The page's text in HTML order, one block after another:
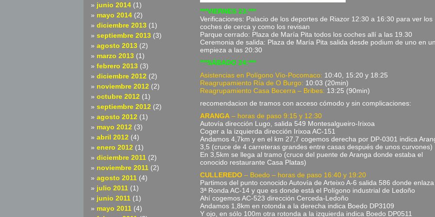
junio 2014 (1)
mayo 2014 (2)
diciembre 2013 (1)
septiembre 2013 (3)
agosto 2013 (2)
marzo 2013 (1)
febrero 2013 (3)
diciembre 2012 (2)
noviembre 2012 (2)
octubre 2012 (1)
septiembre 2012 (2)
agosto 2012 (1)
mayo 2012 (3)
abril 2012 (4)
enero 2012 (1)
diciembre 2011 (2)
noviembre 2011 (2)
agosto 2011 (4)
julio 2011 (1)
junio 2011 (1)
mayo 2011 (4)
***VIERNES 23:***
Verificaciones: Palacio de los deportes de Riazor 12:30 a 16:30 para ver los
coches de cerca y como los revisan
Parque cerrado: Plaza de María Pita todos los coches allí a las 19.30
Ceremonia de salida: Plaza de María Pita salida desde podium de uno en
empieza a las 20:30
***SÁBADO 24:***
Asistencias en Polígono Vío-Pocomaco: 10:40, 15:20 y 18:25
Reagrupamiento Ría de O Burgo: 10:03 (20min)
Reagrupamiento Casa Becerra – Bribes: 13:25 (90min)
recomendacion de tramos con acceso cómodo y sin complicaciones:
ARANGA – horas de paso 9:15 y 12:30
Autovía dirección Lugo, salida 549 Montesalgueiro-Irixoa
Coger a la izquierda dirección Irixoa AC-151
Andamos 4,7km y en el km 27,7 cogemos derecha por DP-0301 indica
3,5 (cruce de 4 carreteras grandes entre casas después de unos curvones)
En 3,5km se llega al tramo (cruce del puente de Aranga donde estaba el
conocido restaurante Casa Platas)
CULLEREDO – Boedo – horas de paso 16:40 y 19:20
Partimos del punto conocido Autovía de Arteixo A-6 salida 586 donde
3ª Ronda AC-14 y que es donde está el Polígono industrial de Ledoño
Ahí cogemos AC-523 dirección Cerceda-Ledoño
Andamos 1,8km en rotonda a la derecha indica Boedo DP3109
Y ojo, en sólo 100m otra rotonda a la izquierda indica Boedo DP0511